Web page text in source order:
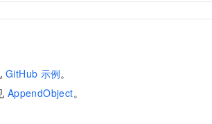
GitHub 示例。
AppendObject。